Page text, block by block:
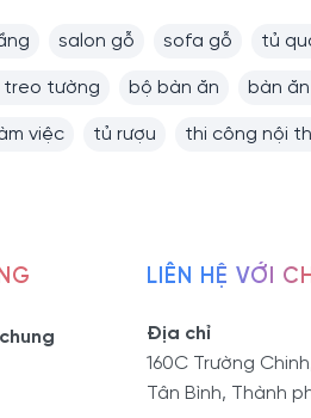
salon gỗ sofa gỗ tủ
treo tường bộ bàn ăn bàn
việc tủ rượu thi công nội
LIÊN HỆ VỚI
Địa chỉ
160C Trường
Tân Bình, Thành